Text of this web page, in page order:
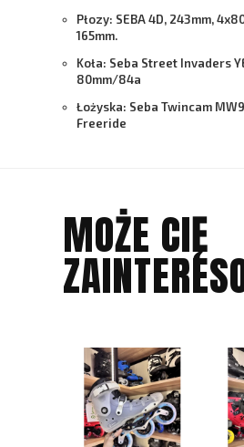
Płozy: SEBA 4D, 243mm,
165mm.
Koła: Seba Street Invaders
80mm/84a
Łożyska: Seba Twincam
Freeride
MOŻE CIĘ